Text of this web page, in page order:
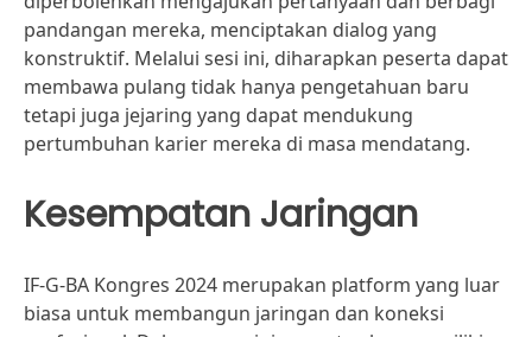
pandangan mereka, menciptakan dialog yang
konstruktif. Melalui sesi ini, diharapkan peserta dapat
membawa pulang tidak hanya pengetahuan baru
tetapi juga jejaring yang dapat mendukung
pertumbuhan karier mereka di masa mendatang.
Kesempatan Jaringan
IF-G-BA Kongres 2024 merupakan platform yang luar
biasa untuk membangun jaringan dan koneksi